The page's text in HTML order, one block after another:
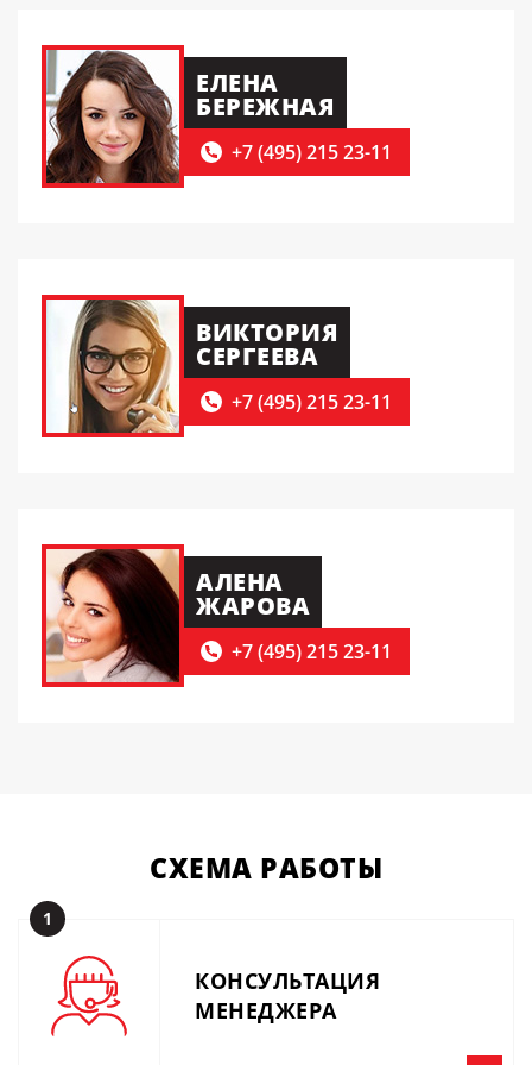
ЕЛЕНА
БЕРЕЖНАЯ
+7 (495) 215 23-11
ВИКТОРИЯ
СЕРГЕЕВА
+7 (495) 215 23-11
АЛЕНА
ЖАРОВА
+7 (495) 215 23-11
СХЕМА РАБОТЫ
1
КОНСУЛЬТАЦИЯ
МЕНЕДЖЕРА